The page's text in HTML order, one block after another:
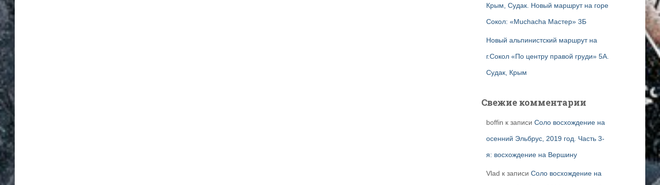
Крым, Судак. Новый маршрут на горе
Сокол: «Muchacha Мастер» 3Б
Новый альпинистский маршрут на
г.Сокол «По центру правой груди» 5А.
Судак, Крым
Свежие комментарии
boffin к записи Соло восхождение на
осенний Эльбрус, 2019 год. Часть 3-
я: восхождение на Вершину
Vlad к записи Соло восхождение на